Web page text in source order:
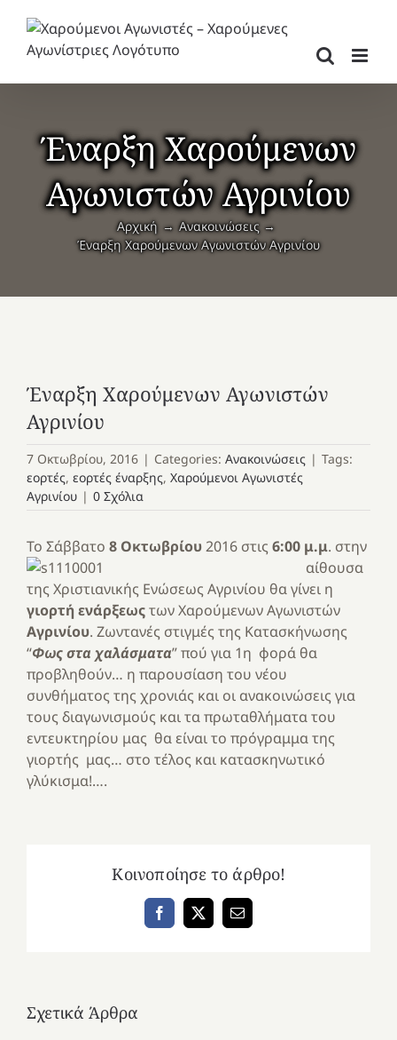
περιεχόμενο
Έναρξη Χαρούμενων
Αγωνιστών Αγρινίου
Αρχική
Ανακοινώσεις
Έναρξη Χαρούμενων Αγωνιστών Αγρινίου
Έναρξη Χαρούμενων Αγωνιστών
Αγρινίου
7 Οκτωβρίου, 2016 | Categories: Ανακοινώσεις | Tags:
εορτές, εορτές έναρξης, Χαρούμενοι Αγωνιστές
Αγρινίου | 0 Σχόλια
Το Σάββατο 8 Οκτωβρίου2016 στις 6:00 μ.μ. στην
αίθουσα
της Χριστιανικής Ενώσεως Αγρινίου θα γίνει η
γιορτή ενάρξεωςτων Χαρούμενων Αγωνιστών
Αγρινίου. Ζωντανές στιγμές της Κατασκήνωσης
“Φως στα χαλάσματα” πού για 1η φορά θα
προβληθούν… η παρουσίαση του νέου
συνθήματος της χρονιάς και οι ανακοινώσεις για
τους διαγωνισμούς και τα πρωταθλήματα του
εντευκτηρίου μας θα είναι το πρόγραμμα της
γιορτής μας… στο τέλος και κατασκηνωτικό
γλύκισμα!….
Κοινοποίησε το άρθρο!
Facebook
X Email
Σχετικά Άρθρα